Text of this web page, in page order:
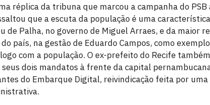
réplica da tribuna que marcou a campanha do PSB
que a escuta da população é uma
de Palha, no governo de Miguel Arraes, e da maior
país, na gestão de Eduardo Campos, como
com a população. O ex-prefeito do Recife
dois mandatos à frente da capital
do Embarque Digital, reivindicação feita por